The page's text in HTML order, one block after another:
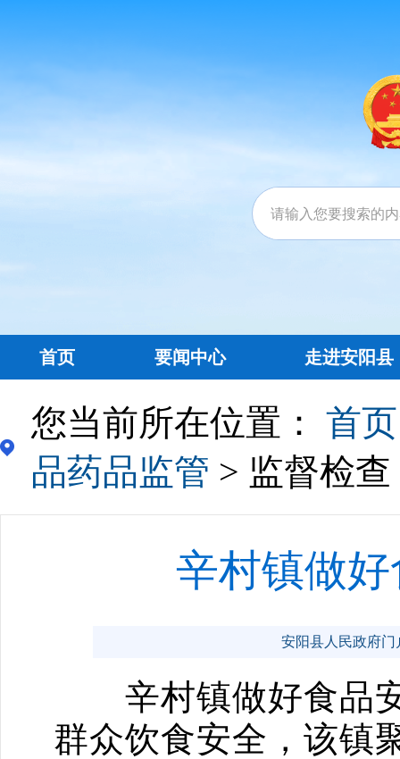
首页 要闻中心 走进安阳县
您当前所在位置： 首页
品药品监管 > 监督检查
辛村镇做
安阳县人民政府门
辛村镇做好食品安
群众饮食安全，该镇